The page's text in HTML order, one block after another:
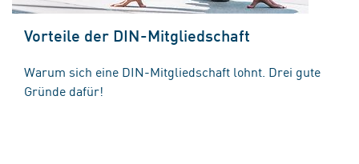
Vorteile der DIN-Mitgliedschaft
Warum sich eine DIN-Mitgliedschaft lohnt. Drei gute
Gründe dafür!